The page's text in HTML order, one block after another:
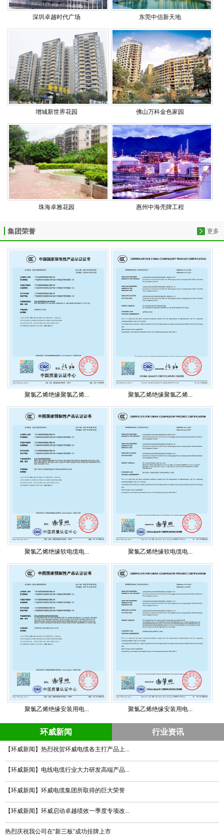
深圳卓越时代广场 东莞中信新天地
增城新世界花园 佛山万科金色家园
珠海卓雅花园 惠州中海壳牌工程
更多
集团荣誉
聚氯乙烯绝缘聚氯乙烯... 聚氯乙烯绝缘聚氯乙烯...
聚氯乙烯绝缘软电缆电... 聚氯乙烯绝缘软电缆电...
聚氯乙烯绝缘安装用电... 聚氯乙烯绝缘安装用电...
环威新闻 行业资讯
【环威新闻】热烈祝贺环威电缆各主打产品上...
【环威新闻】电线电缆行业大力研发高端产品...
【环威新闻】环威电缆集团所取得的巨大荣誉
【环威新闻】环威启动卓越绩效一季度专项改...
热烈庆祝我公司在“新三板”成功挂牌上市